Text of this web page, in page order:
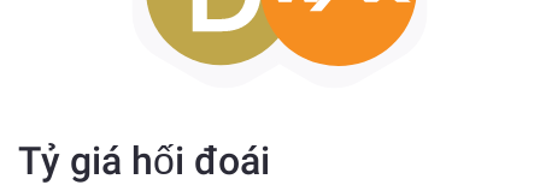
Tỷ giá hối đoái